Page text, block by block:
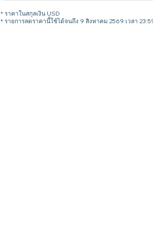
* ราคาในสกุลเงิน USD
* รายการลดราคานี้ใช้ได้จนถึง 9 สิงหาคม 2569 เวลา